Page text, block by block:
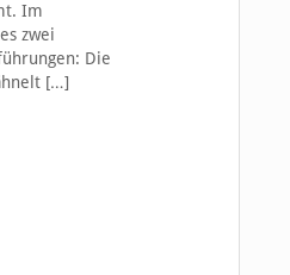
Im
zwei
Die
[…]